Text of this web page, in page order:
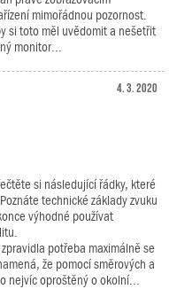
mimořádnou pozornost.
si toto měl uvědomit a nešetřit
monitor...
4. 3. 2020
si následující řádky, které
technické základy zvuku
výhodné používat
potřeba maximálně se
že pomocí směrových a
nejvíc oproštěný o okolní...